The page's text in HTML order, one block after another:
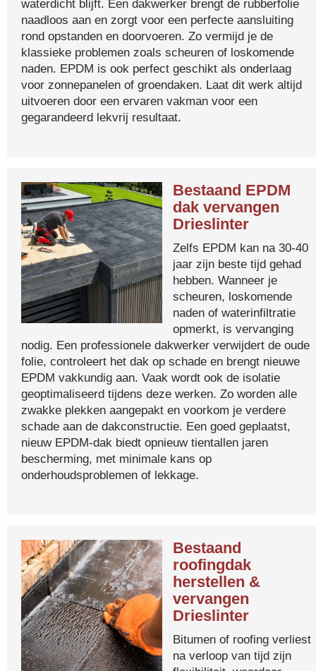
waterdicht blijft. Een dakwerker brengt de rubberfolie
naadloos aan en zorgt voor een perfecte aansluiting
rond opstanden en doorvoeren. Zo vermijd je de
klassieke problemen zoals scheuren of loskomende
naden. EPDM is ook perfect geschikt als onderlaag
voor zonnepanelen of groendaken. Laat dit werk altijd
uitvoeren door een ervaren vakman voor een
gegarandeerd lekvrij resultaat.
Bestaand EPDM
dak vervangen
Drieslinter
Zelfs EPDM kan na 30-40
jaar zijn beste tijd gehad
hebben. Wanneer je
scheuren, loskomende
naden of waterinfiltratie
opmerkt, is vervanging
nodig. Een professionele dakwerker verwijdert de oude
folie, controleert het dak op schade en brengt nieuwe
EPDM vakkundig aan. Vaak wordt ook de isolatie
geoptimaliseerd tijdens deze werken. Zo worden alle
zwakke plekken aangepakt en voorkom je verdere
schade aan de dakconstructie. Een goed geplaatst,
nieuw EPDM-dak biedt opnieuw tientallen jaren
bescherming, met minimale kans op
onderhoudsproblemen of lekkage.
Bestaand
roofingdak
herstellen &
vervangen
Drieslinter
Bitumen of roofing verliest
na verloop van tijd zijn